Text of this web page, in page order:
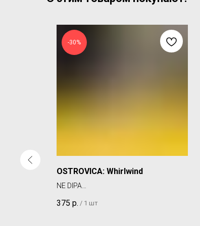
-30%
OSTROVICA: Whirlwind
NE DIPA
скидки)
375 р. / 1 шт